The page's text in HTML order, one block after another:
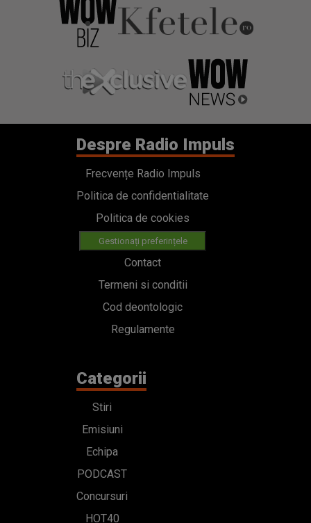
Despre Radio Impuls
Frecvențe Radio Impuls
Politica de confidentialitate
Politica de cookies
Gestionați preferințele
Contact
Termeni si conditii
Cod deontologic
Regulamente
Categorii
Stiri
Emisiuni
Echipa
PODCAST
Concursuri
HOT40